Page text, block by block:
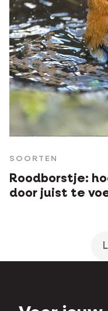
SOORTEN
Roodborstje:
door juist te